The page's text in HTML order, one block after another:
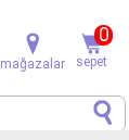
mağazalar sepet
0